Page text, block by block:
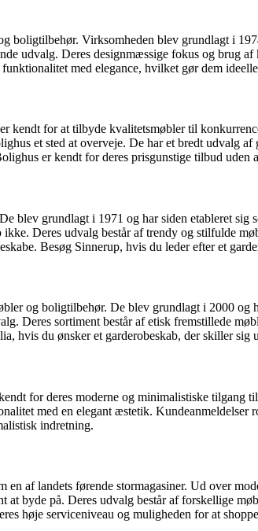
Virksomheden blev grundlagt i
udvalg. Deres designmæssige fokus og brug
med elegance, hvilket gør dem
kendt for at tilbyde kvalitetsmøbler til
et sted at overveje. De har et bredt udvalg
er kendt for deres prisgunstige tilbud uden
blev grundlagt i 1971 og har siden etableret
Deres udvalg består af trendy og stilfulde
Besøg Sinnerup, hvis du leder efter et
og boligtilbehør. De blev grundlagt i 2000 og
Deres sortiment består af etisk fremstillede
hvis du ønsker et garderobeskab, der skiller
for deres moderne og minimalistiske tilgang
med en elegant æstetik.
indretning.
af landets førende stormagasiner. Ud over
at byde på. Deres udvalg består af forskellige
høje serviceniveau og muligheden for at